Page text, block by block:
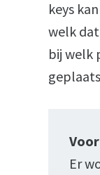
keys
welk
bij welk
Er